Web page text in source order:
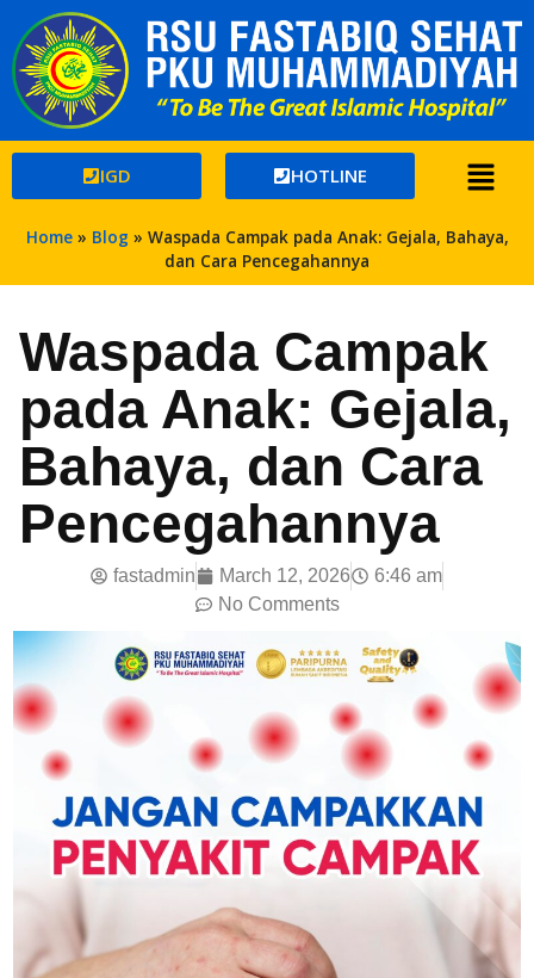
IGD HOTLINE
Home» Blog » Waspada Campak pada Anak: Gejala, Bahaya,
dan Cara Pencegahannya
Waspada Campak
pada Anak: Gejala,
Bahaya, dan Cara
Pencegahannya
fastadmin March 12, 2026
6:46 am
No Comments